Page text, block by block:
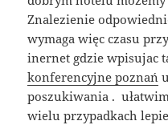
Znalezienie
wymaga więc czasu
inernet gdzie wpisujac
konferencyjne poznań
poszukiwania .
wielu przypadkach